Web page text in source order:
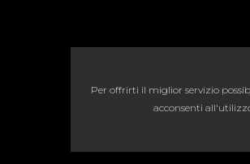
Per offrirti il miglior servizio
acconsenti